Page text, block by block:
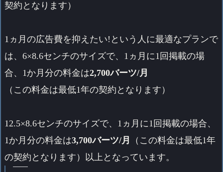
契約となります）
1ヵ月の広告費を抑えたい!という人に最適なプランで
は、6×8.6センチのサイズで、1ヵ月に1回掲載の場
合、1か月分の料金は2,700バーツ/月
（この料金は最低1年の契約となります）
12.5×8.6センチのサイズで、1ヵ月に1回掲載の場合、
1か月分の料金は3,700バーツ/月
（この料金は最低1年
の契約となります） 以上となっています。